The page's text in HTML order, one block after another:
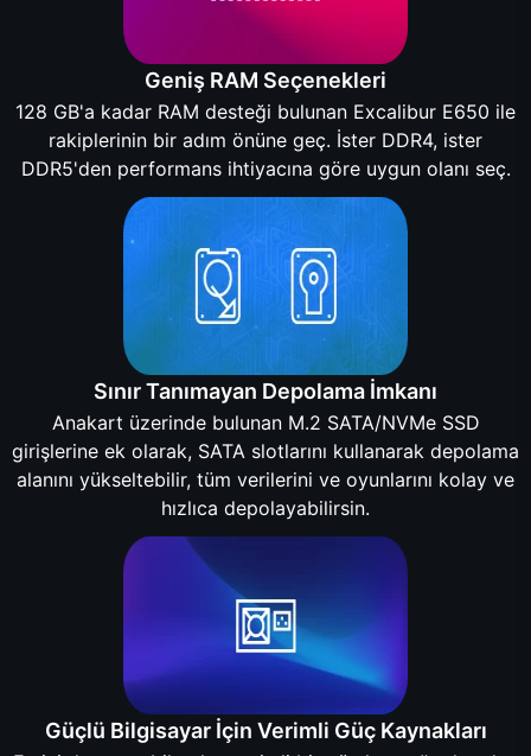
Geniş RAM Seçenekleri
128 GB'a kadar RAM desteği bulunan Excalibur E650 ile
rakiplerinin bir adım önüne geç. İster DDR4, ister
DDR5'den performans ihtiyacına göre uygun olanı seç.
Sınır Tanımayan Depolama İmkanı
Anakart üzerinde bulunan M.2 SATA/NVMe SSD
girişlerine ek olarak, SATA slotlarını kullanarak depolama
alanını yükseltebilir, tüm verilerini ve oyunlarını kolay ve
hızlıca depolayabilirsin.
Güçlü Bilgisayar İçin Verimli Güç Kaynakları